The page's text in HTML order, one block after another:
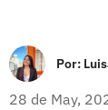
Por:
28 de May,